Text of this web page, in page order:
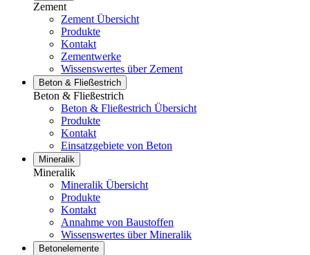
Zement
Zement Übersicht
Produkte
Kontakt
Zementwerke
Wissenswertes über Zement
Beton & Fließestrich
Beton & Fließestrich
Beton & Fließestrich Übersicht
Produkte
Kontakt
Einsatzgebiete von Beton
Mineralik
Mineralik
Mineralik Übersicht
Produkte
Kontakt
Annahme von Baustoffen
Wissenswertes über Mineralik
Betonelemente